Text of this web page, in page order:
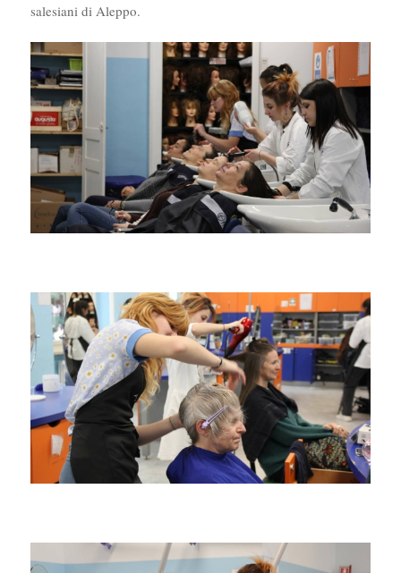
salesiani di Aleppo.